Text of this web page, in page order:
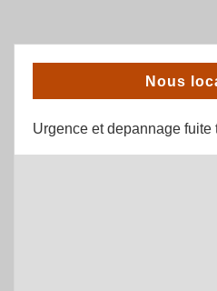
Nous
Urgence et depannage